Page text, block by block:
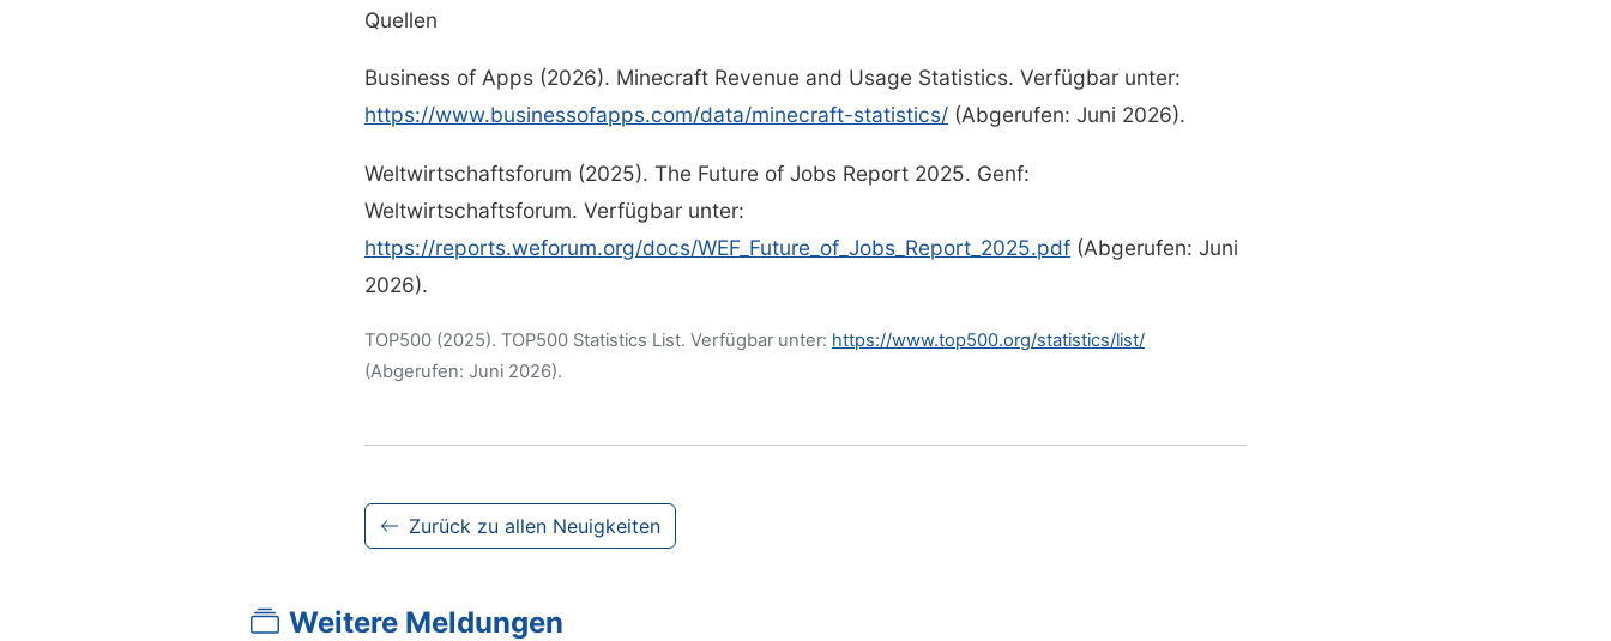
Quellen
Business of Apps (2026). Minecraft Revenue and Usage Statistics. Verfügbar unter:
https://www.businessofapps.com/data/minecraft-statistics/ (Abgerufen: Juni 2026).
Weltwirtschaftsforum (2025). The Future of Jobs Report 2025. Genf:
Weltwirtschaftsforum. Verfügbar unter:
https://reports.weforum.org/docs/WEF_Future_of_Jobs_Report_2025.pdf (Abgerufen: Juni
2026).
TOP500 (2025). TOP500 Statistics List. Verfügbar unter: https://www.top500.org/statistics/list/
(Abgerufen: Juni 2026).
Zurück zu allen Neuigkeiten
Weitere Meldungen